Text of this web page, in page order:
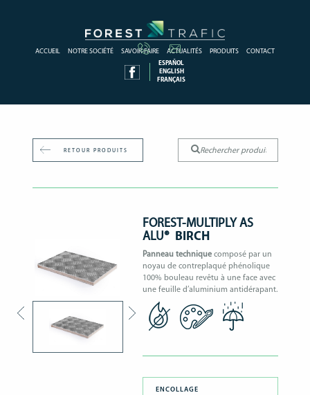
ACCUEIL NOTRE SOCIÉTÉ SAVOIR-FAIRE ACTUALITÉS PRODUITS CONTACT
ESPAÑOL
ENGLISH
FRANÇAIS
RETOUR PRODUITS
FOREST-MULTIPLY AS
ALU® BIRCH
Panneau technique composé par un
noyau de contreplaqué phénolique
100% bouleau revêtu à une face avec
une feuille d’aluminium antidérapant.
ENCOLLAGE